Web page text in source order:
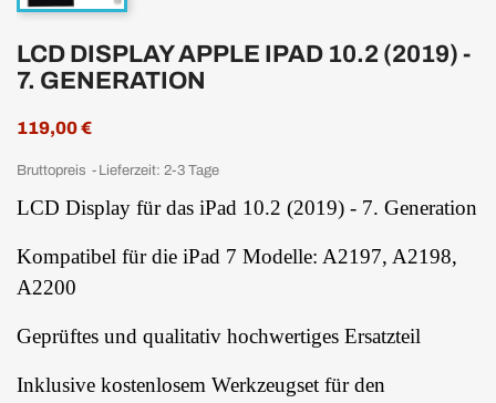
LCD DISPLAY APPLE IPAD 10.2 (2019) -
7. GENERATION
119,00 €
Bruttopreis Lieferzeit: 2-3 Tage
LCD Display für das iPad 10.2 (2019) - 7. Generation
Kompatibel für die iPad 7 Modelle: A2197, A2198,
A2200
Geprüftes und qualitativ hochwertiges Ersatzteil
Inklusive kostenlosem Werkzeugset für den